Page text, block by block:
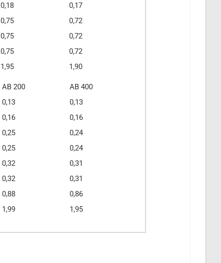
0,18
0,17
0,75
0,72
0,75
0,72
0,75
0,72
1,95 1,90
AB 200
AB 400
0,13
0,13
0,16
0,16
0,25
0,24
0,25
0,24
0,32
0,31
0,32
0,31
0,88
0,86
1,99 1,95